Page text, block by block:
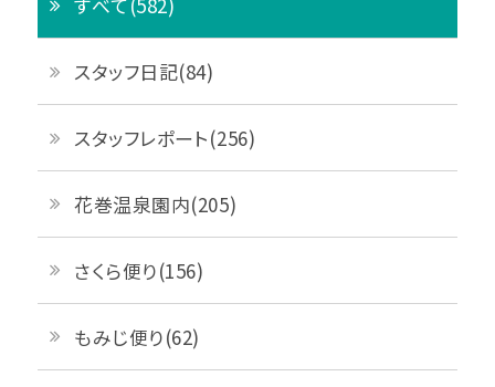
スタッフ日記(84)
スタッフレポート(256)
花巻温泉園内(205)
さくら便り(156)
もみじ便り(62)